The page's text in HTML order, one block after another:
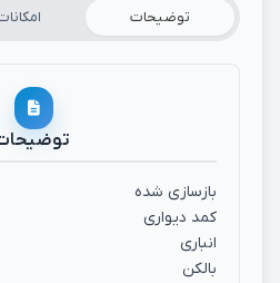
توضیحات
بازسازی شده
کمد دیواری
انباری
بالکن